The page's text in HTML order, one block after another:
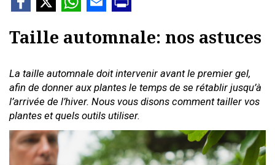
Taille automnale: nos astuces
La taille automnale doit intervenir avant le premier gel,
afin de donner aux plantes le temps de se rétablir jusqu’à
l’arrivée de l’hiver. Nous vous disons comment tailler vos
plantes et quels outils utiliser.